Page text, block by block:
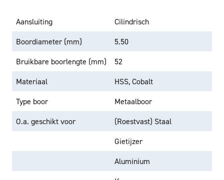
Aansluiting
Cilindrisch
Boordiameter (mm)
5.50
Bruikbare boorlengte (mm)
52
Materiaal
HSS, Cobalt
Type boor
Metaalboor
O.a. geschikt voor
(Roestvast) Staal
Gietijzer
Aluminium